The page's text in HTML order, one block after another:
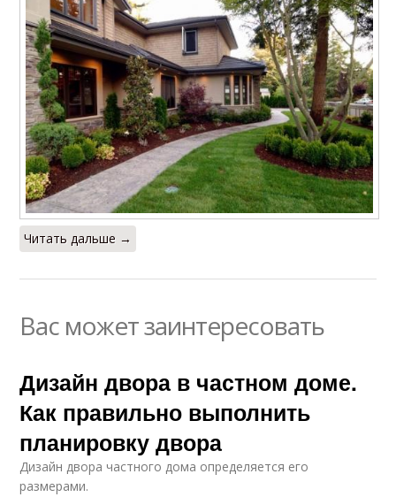
Читать дальше →
Вас может заинтересовать
Дизайн двора в частном доме.
Как правильно выполнить
планировку двора
Дизайн двора частного дома определяется его
размерами.